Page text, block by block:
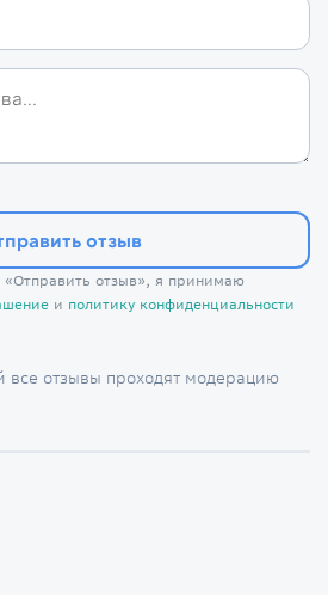
отзыв
отзыв», я принимаю
и политику конфиденциальности
все отзывы проходят модерацию